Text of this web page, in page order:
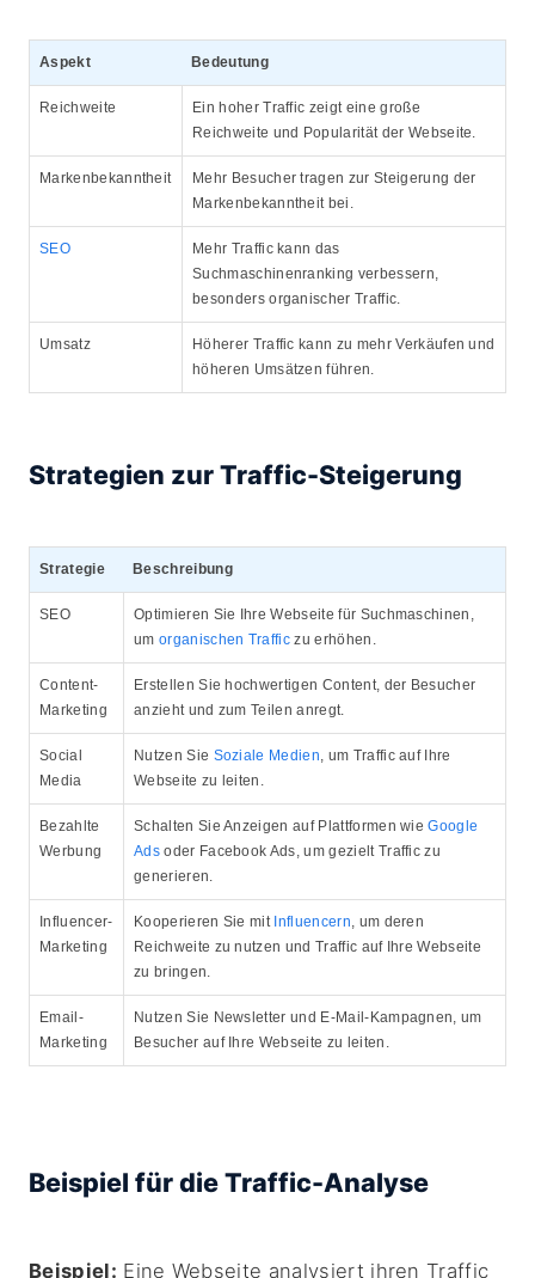
Aspekt Bedeutung
Reichweite
Ein hoher Traffic zeigt eine große
Reichweite und Popularität der Webseite.
Markenbekanntheit
Mehr Besucher tragen zur Steigerung der
Markenbekanntheit bei.
SEO
Mehr Traffic kann das
Suchmaschinenranking verbessern,
besonders organischer Traffic.
Umsatz
Höherer Traffic kann zu mehr Verkäufen und
höheren Umsätzen führen.
Strategien zur Traffic-Steigerung
Strategie Beschreibung
SEO
Optimieren Sie Ihre Webseite für Suchmaschinen,
um organischen Traffic zu erhöhen.
Content-
Marketing
Erstellen Sie hochwertigen Content, der Besucher
anzieht und zum Teilen anregt.
Social
Media
Nutzen Sie Soziale Medien, um Traffic auf Ihre
Webseite zu leiten.
Bezahlte
Werbung
Schalten Sie Anzeigen auf Plattformen wieGoogle
Adsoder Facebook Ads, um gezielt Traffic zu
generieren.
Influencer-
Marketing
Kooperieren Sie mit Influencern, um deren
Reichweite zu nutzen und Traffic auf Ihre Webseite
zu bringen.
Email-
Marketing
Nutzen Sie Newsletter und E-Mail-Kampagnen, um
Besucher auf Ihre Webseite zu leiten.
Beispiel für die Traffic-Analyse
Beispiel: Eine Webseite analysiert ihren Traffic